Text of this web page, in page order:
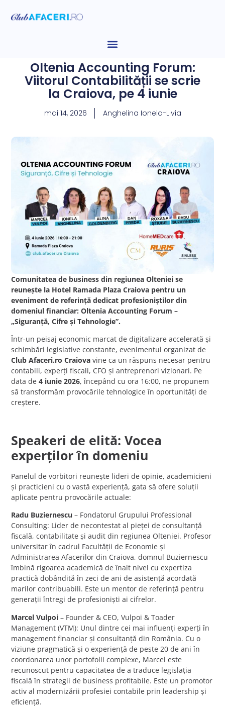
Oltenia Accounting Forum:
Viitorul Contabilității se scrie
la Craiova, pe 4 iunie
mai 14, 2026 Anghelina Ionela-Livia
Comunitatea de business din regiunea Olteniei se
reunește la Hotel Ramada Plaza Craiova pentru un
eveniment de referință dedicat profesioniștilor din
domeniul financiar: Oltenia Accounting Forum –
„Siguranță, Cifre și Tehnologie”.
Într-un peisaj economic marcat de digitalizare accelerată și
schimbări legislative constante, evenimentul organizat de
Club Afaceri.ro Craiova vine ca un răspuns necesar pentru
contabili, experți fiscali, CFO și antreprenori vizionari. Pe
data de4 iunie 2026, începând cu ora 16:00, ne propunem
să transformăm provocările tehnologice în oportunități de
creștere.
Speakeri de elită: Vocea
experților în domeniu
Panelul de vorbitori reunește lideri de opinie, academicieni
și practicieni cu o vastă experiență, gata să ofere soluții
aplicate pentru provocările actuale:
Radu Buziernescu – Fondatorul Grupului Professional
Consulting: Lider de necontestat al pieței de consultanță
fiscală, contabilitate și audit din regiunea Olteniei. Profesor
universitar în cadrul Facultății de Economie și
Administrarea Afacerilor din Craiova, domnul Buziernescu
îmbină rigoarea academică de înalt nivel cu expertiza
practică dobândită în zeci de ani de asistență acordată
marilor contribuabili. Este un mentor de referință pentru
generații întregi de profesioniști ai cifrelor.
Marcel Vulpoi – Founder & CEO, Vulpoi & Toader
Management (VTM): Unul dintre cei mai influenți experți în
management financiar și consultanță din România. Cu o
viziune pragmatică și o experiență de peste 20 de ani în
coordonarea unor portofolii complexe, Marcel este
recunoscut pentru capacitatea de a traduce legislația
fiscală în strategii de business profitabile. Este un promotor
activ al modernizării profesiei contabile prin leadership și
eficiență.